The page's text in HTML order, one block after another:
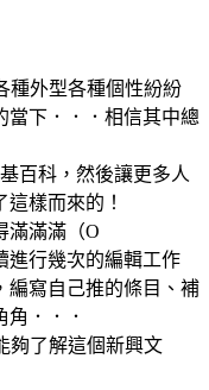
種外型各種個性紛紛
當下．．．相信其中總
百科，然後讓更多人
樣而來的！
滿滿滿（O
進行幾次的編輯工作
編寫自己推的條目、補
．．．
夠了解這個新興文